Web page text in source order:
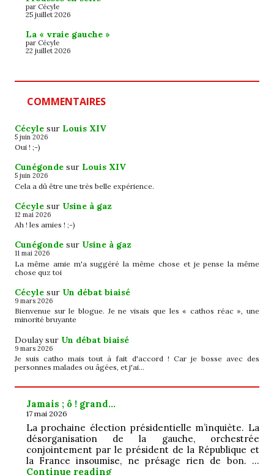
par Cécyle
25 juillet 2026
La « vraie gauche »
par Cécyle
22 juillet 2026
COMMENTAIRES
Cécyle sur Louis XIV
5 juin 2026
Oui ! ;-)
Cunégonde sur Louis XIV
5 juin 2026
Cela a dû être une très belle expérience.
Cécyle sur Usine à gaz
12 mai 2026
Ah ! les amies ! ;-)
Cunégonde sur Usine à gaz
11 mai 2026
La même amie m'a suggéré la même chose et je pense la même
chose quz toi
Cécyle sur Un débat biaisé
9 mars 2026
Bienvenue sur le blogue. Je ne visais que les « cathos réac », une
minorité bruyante
Doulaysur Un débat biaisé
9 mars 2026
Je suis catho mais tout à fait d'accord ! Car je bosse avec des
personnes malades ou âgées, et j'ai…
Jamais ; ô ! grand…
17 mai 2026
La prochaine élection présidentielle m’inquiète. La
désorganisation de la gauche, orchestrée
conjointement par le président de la République et
la France insoumise, ne présage rien de bon. …
Continue readingJamais ; ô ! grand…